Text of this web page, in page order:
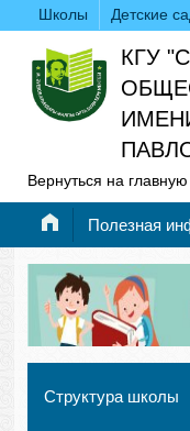
Школы Детские
КГУ
Вернуться на
Полезная
Структура школы